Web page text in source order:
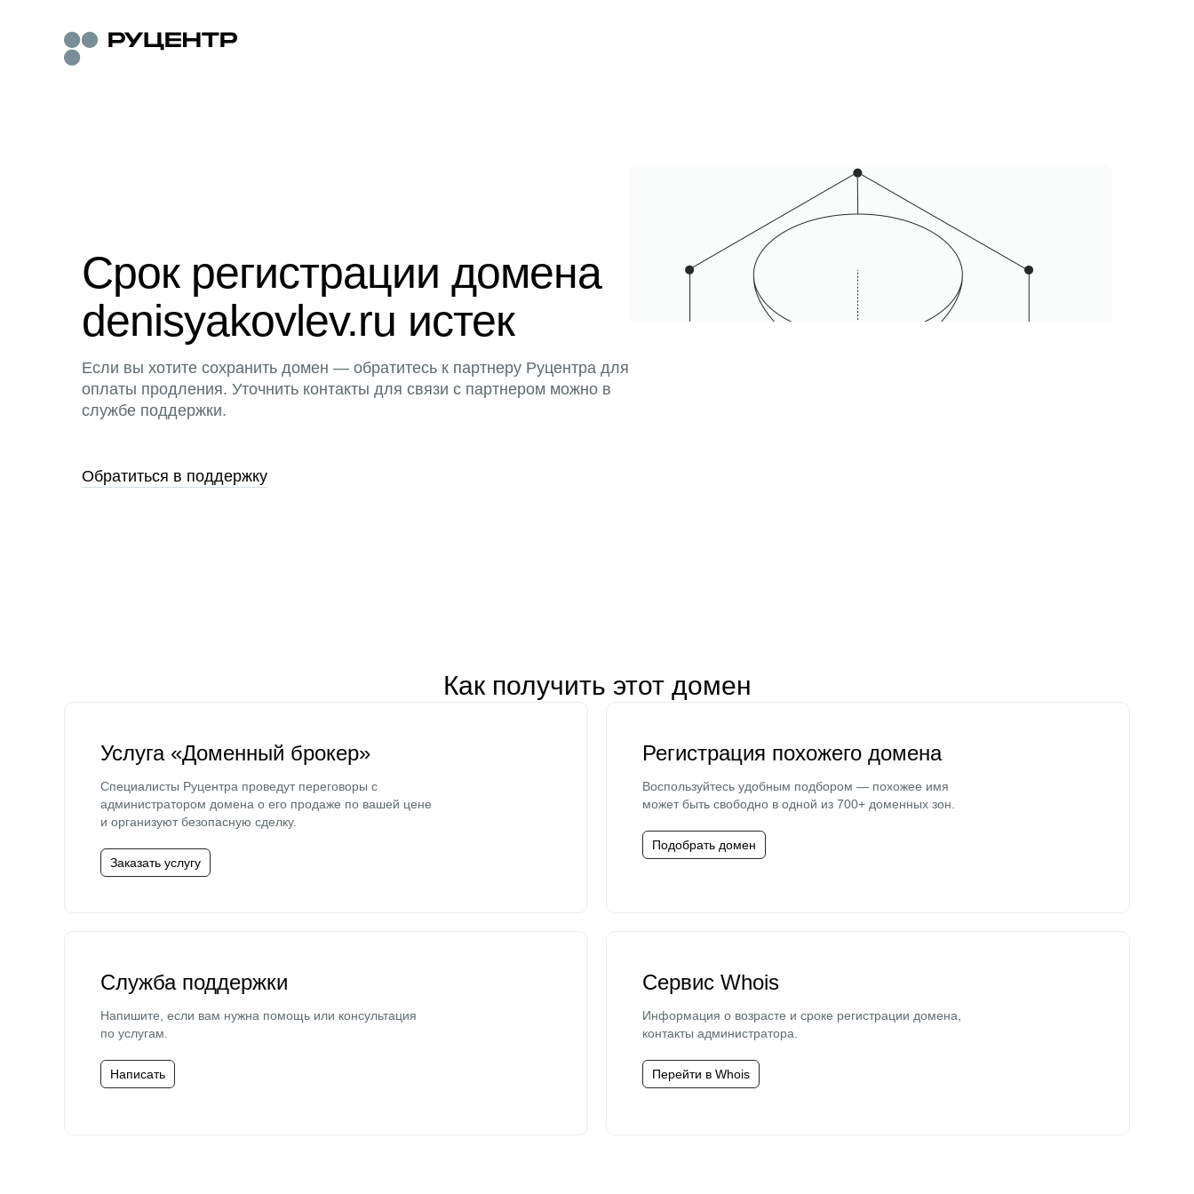
Срок регистрации домена
denisyakovlev.ru истек
Если вы хотите сохранить домен — обратитесь к партнеру Руцентра для
оплаты продления. Уточнить контакты для связи с партнером можно в
службе поддержки.
Обратиться в поддержку
Как получить этот домен
Услуга «Доменный брокер»
Специалисты Руцентра проведут переговоры с
администратором домена о его продаже по вашей цене
и организуют безопасную сделку.
Заказать услугу
Регистрация похожего домена
Воспользуйтесь удобным подбором — похожее имя
может быть свободно в одной из 700+ доменных зон.
Подобрать домен
Служба поддержки
Напишите, если вам нужна помощь или консультация
по услугам.
Написать
Сервис Whois
Информация о возрасте и сроке регистрации домена,
контакты администратора.
Перейти в Whois